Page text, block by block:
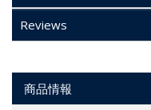
Reviews
商品情報